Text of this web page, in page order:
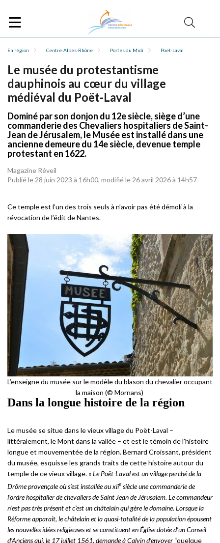
En région Centre-Alpes-Rhône Portes du Midi Poët-Laval
Le musée du protestantisme
dauphinois au cœur du village
médiéval du Poët-Laval
Dominé par son donjon du 12e siècle, siège d’une
commanderie des Chevaliers hospitaliers de Saint-
Jean de Jérusalem, le Musée est installé dans une
ancienne demeure du 14e siècle, devenue temple
protestant en 1622.
Magazine Réveil
Publié le 28 juin 2023 à 16h00, modifié le 26 avril 2026 à 14h57
Ce temple est l’un des trois seuls à n’avoir pas été démoli à la
révocation de l’édit de Nantes.
L’enseigne du musée sur le modèle du blason du chevalier occupant
la maison (© Mornans)
Dans la longue histoire de la région
Le musée se situe dans le vieux village du Poët-Laval –
littéralement, le Mont dans la vallée – et est le témoin de l’histoire
longue et mouvementée de la région. Bernard Croissant, président
du musée, esquisse les grands traits de cette histoire autour du
temple de ce vieux village. «Le Poët-Laval est un village perché de la
Drôme provençale où s’est installée au xiie siècle une commanderie de
l’ordre hospitalier de chevaliers de Saint Jean de Jérusalem. Le commandeur
n’est pas très présent et c’est un châtelain qui gère le domaine. Lorsque la
Réforme apparaît, le châtelain et la quasi-totalité de la population épousent
les nouvelles idées religieuses et se constituent en Église dotée d’un Conseil
d’Anciens qui, le 17 juillet 1561, demande à Calvin d’envoyer “quelque